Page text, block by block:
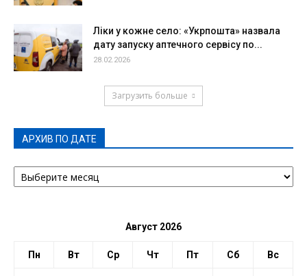
Ліки у кожне село: «Укрпошта» назвала
дату запуску аптечного сервісу по...
28.02.2026
Загрузить больше
АРХИВ ПО ДАТЕ
АРХИВ
ПО
Август 2026
Пн Вт Ср Чт Пт Сб Вс